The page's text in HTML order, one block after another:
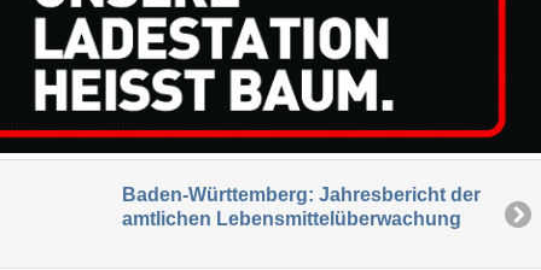
Baden-Württemberg: Jahresbericht der
amtlichen Lebensmittelüberwachung